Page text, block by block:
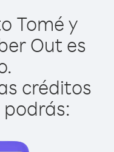
Tomé y
Out es
créditos